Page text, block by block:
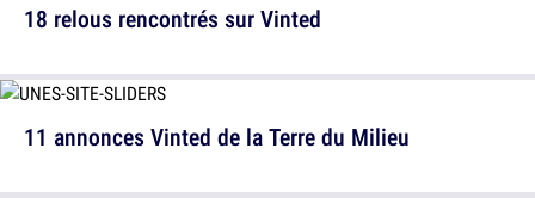
11 annonces Vinted de la Terre du Milieu
18 relous rencontrés sur Vinted